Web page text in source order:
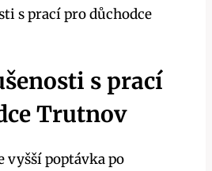
s prací
Trutnov
vyšší poptávka po